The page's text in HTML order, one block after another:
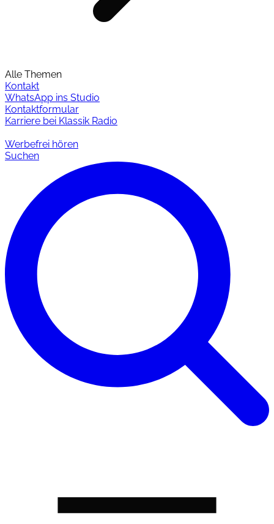
Alle Themen
Kontakt
WhatsApp ins Studio
Kontaktformular
Karriere bei Klassik Radio
Werbefrei hören
Suchen